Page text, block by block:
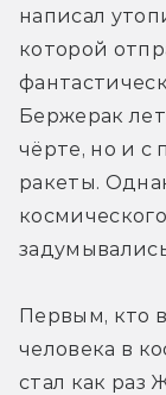
написал
которой
Бержерак
чёрте, но и с
ракеты.
Первым, кто
человека в
стал как раз